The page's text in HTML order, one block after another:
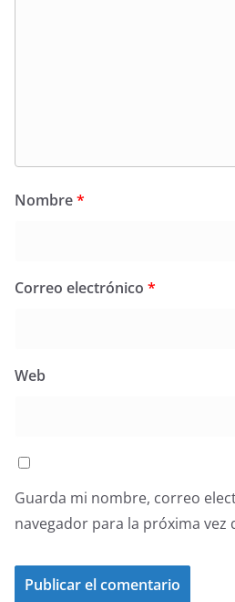
Nombre*
Correo electrónico *
Web
Guarda mi nombre, correo
navegador para la próxima vez